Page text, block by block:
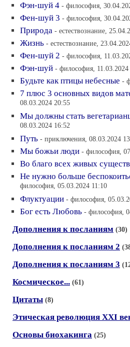
Фэн-шуй 4 - философия,
Фен-шуй 3 - философия,
Природа - естествознание,
Жизнь - естествознание,
Фен-шуй 2 - философия,
Фэн-шуй - философия, 11.03.2024
Будьте как птицы небесные -
7 плюс 3 основных видов
08.03.2024 20:55
Мы должны стать
08.03.2024 16:52
Путь - приключения, 08.03.2024
Мы божьи люди - философия,
Во благо всех живых существ
Не нужно больше
философия, 05.03.2024 11:10
Флуктуации - философия,
Бог есть Любовь - философия,
Дополнения к посланиям (30)
Дополнения к посланиям 2
Дополнения к посланиям 3
Космическое... (61)
Цитаты (8)
Этическая революция XXI
Основы биохакинга (25)